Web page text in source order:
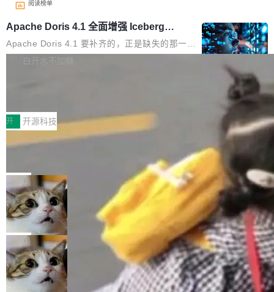
阅读榜单
Apache Doris 4.1 全面增强 Iceberg：
支持 UPDATE、MERGE INTO 与 Iceb
erg V3
Apache Doris 4.1 要补齐的，正是缺失的那一
半。在已有查询能力的基础上，Doris 进一步支
常维护操作，并完整支持 Iceberg V3 格式。
白开水不加糖
村国家自主创新示范区会议中心开幕。本届大会
由中关村智联软件服务业质量创新联盟主办，以
“智构可信·质创未来——AI原生时代的质量新范
式”为主题，直面AI从实验室走向规模化产业落地
的核心质量命题。会上，《2026智能研发生产力
工具选型手册》发布，Testin云测的Testin XAge
nt智能测试系统入选AI测试领域代表产品。对CI
O而言，这提示了一个转变：AI测试正在从效率
工具升级为企业的质量基础设施。 CIO面对的新
现实 过去两年，CIO们的焦虑清单上多了两项：
一是如何让大模型和智能体应用安全地从PoC走
向生产，二是如何让测试团队跟得上AI应用...
开 开源科技
让非法状态不可表示：一篇关于 ADT
有一种东西，一旦用过就回不去了。Alex Fedos
eev 管它叫"软件设计的基石"。 他说的东西不新
鲜——代数数据类型（ADT），尤其是和类型
（sum type）。但他说清楚了一件事：这不是类
型系统的学术体操，是日常编码的思维方式。 文
章从一个简单的例子切入。一个网站的深色主题
设置，如果用布尔值 + 可空字段来表示——bool
ean 表示是否可切换，nullable 的默认模式、浅
色方案、深色方案——会产生大量无意义的组
局
Cloudflare 开源内部企业 AI 平台 Clou
dflare OS
Cloudflare 发布了一个开源项目 Cloudflare O
S。如果你只看官方博客，你会觉得这是又一
个"AI 知识库 + 聊天机器人"——每个大厂都在
做，没什么新鲜的。 但 Kenton Varda 在 Twitte
r 上把事情说清楚了： 今天我们发布了 Cloudfla
局
Deno 团队开源 Celld，可自托管的分
布式 Durable Objects
Ryan Dahl 领导的 Deno 团队推出了最新开源项